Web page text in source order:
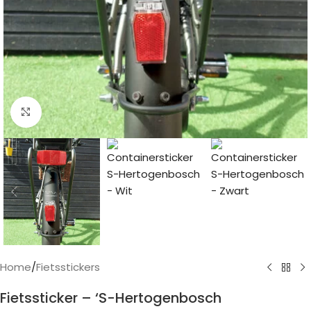
Click to enlarge
Home/Fietsstickers
Fietssticker – ‘S-Hertogenbosch